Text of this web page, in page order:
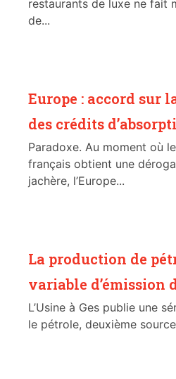
restaurants de luxe ne fait
de...
Europe : accord sur
des crédits
Paradoxe. Au moment où
français obtient une
jachère, l’Europe...
La production de
variable d’émission
L’Usine à Ges publie une
le pétrole, deuxième